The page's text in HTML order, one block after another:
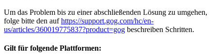
Um das Problem bis zu einer abschließenden Lösung zu umgehen,
folge bitte den aufhttps://support.gog.com/hc/en-
us/articles/360019775837?product=gog beschreiben Schritten.
Gilt für folgende Plattformen: